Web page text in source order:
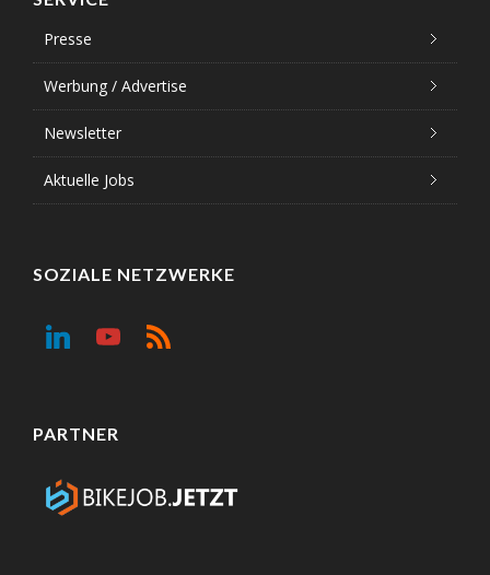
Presse
Werbung / Advertise
Newsletter
Aktuelle Jobs
SOZIALE NETZWERKE
PARTNER